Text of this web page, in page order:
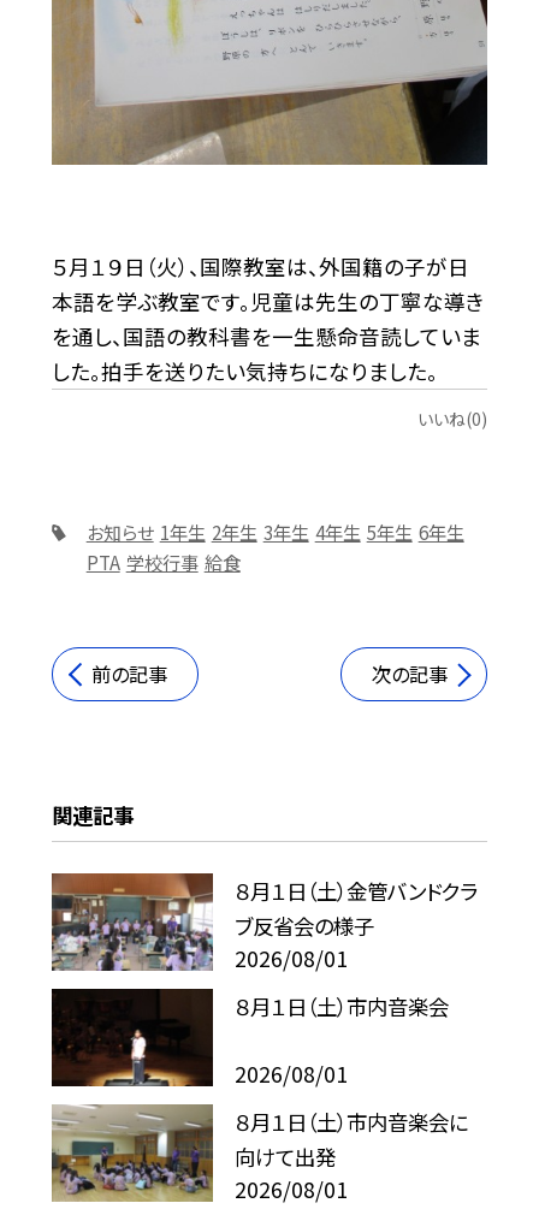
５月１９日（火）、国際教室は、外国籍の子が日
本語を学ぶ教室です。児童は先生の丁寧な導き
を通し、国語の教科書を一生懸命音読していま
した。拍手を送りたい気持ちになりました。
いいね(0)
お知らせ 1年生 2年生 3年生 4年生 5年生 6年生
PTA 学校行事 給食
前の記事 次の記事
関連記事
８月１日（土）金管バンドクラ
ブ反省会の様子
2026/08/01
８月１日（土）市内音楽会
2026/08/01
８月１日（土）市内音楽会に
向けて出発
2026/08/01